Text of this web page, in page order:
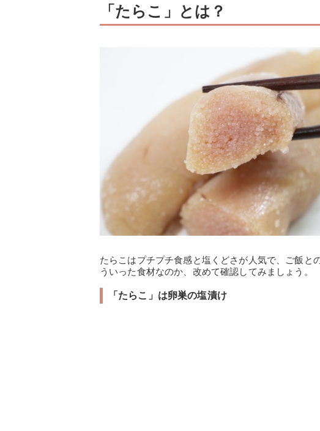
「たらこ」とは？
たらこはプチプチ食感と塩くどさが人気で、ご飯と
ういった食材なのか、改めて確認してみましょう。
「たらこ」は卵巣の塩漬け